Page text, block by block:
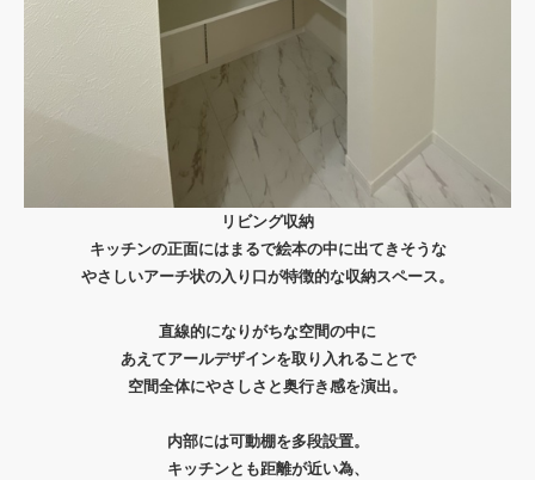
リビング収納
キッチンの正面にはまるで絵本の中に出てきそうな
やさしいアーチ状の入り口が特徴的な収納スペース。
直線的になりがちな空間の中に
あえてアールデザインを取り入れることで
空間全体にやさしさと奥行き感を演出。
内部には可動棚を多段設置。
キッチンとも距離が近い為、